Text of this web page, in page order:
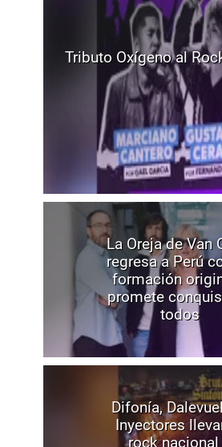
Tributo Oxígeno al
La Oreja de Van
regresa a Perú
formación
promete
todos
Difonía,
Inyectores
rock nacional